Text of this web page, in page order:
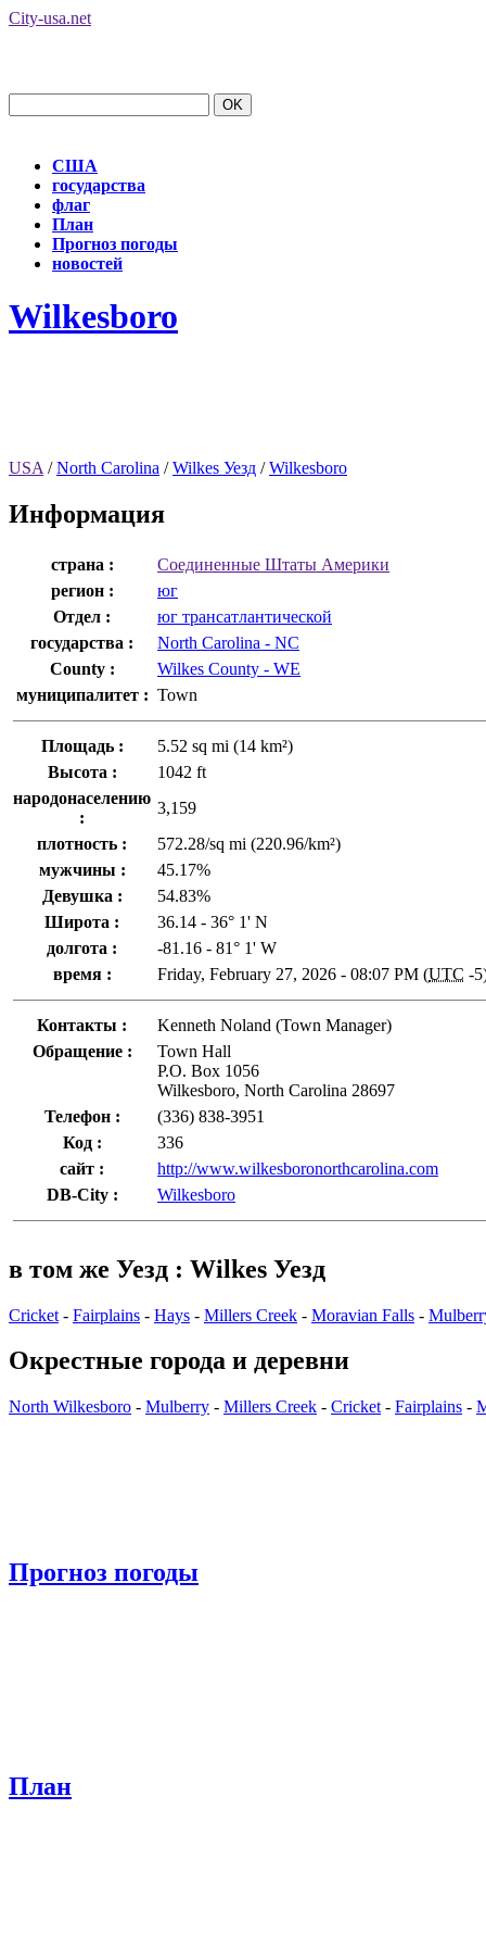
City-usa.net
США
государства
флаг
План
Прогноз погоды
новостей
Wilkesboro
USA /North Carolina /Wilkes Уезд /Wilkesboro
Информация
страна :
Соединенные Штаты Америки
регион :
юг
Отдел :
юг трансатлантической
государства :
North Carolina - NC
County :
Wilkes County - WE
муниципалитет : Town
Площадь :
5.52 sq mi (14 km²)
Высота :
1042 ft
народонаселению
:
3,159
плотность :
572.28/sq mi (220.96/km²)
мужчины :
45.17%
Девушка :
54.83%
Широта :
36.14 - 36° 1' N
долгота :
-81.16 - 81° 1' W
время :
Friday, February 27, 2026 - 08:07 PM (UTC -
Контакты :
Kenneth Noland (Town Manager)
Обращение :
Town Hall
P.O. Box 1056
Wilkesboro, North Carolina 28697
Телефон :
(336) 838-3951
Код :
336
сайт :
http://www.wilkesboronorthcarolina.com
DB-City :
Wilkesboro
в том же Уезд : Wilkes Уезд
Cricket - Fairplains - Hays - Millers Creek - Moravian Falls -
Окрестные города и деревни
North Wilkesboro - Mulberry - Millers Creek - Cricket - Fairplains -
Прогноз погоды
План